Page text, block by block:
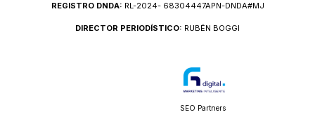
REGISTRO DNDA: RL-2024- 68304447APN-DNDA#MJ
DIRECTOR PERIODÍSTICO: RUBÉN BOGGI
SEO Partners